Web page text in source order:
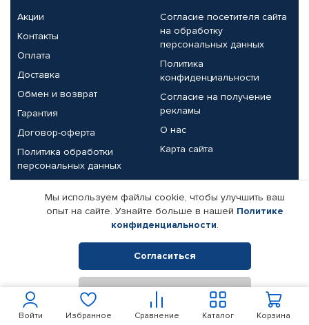
Войти Избранное Сравнение Корзина
Каталог
Акции
Контакты
Оплата
Доставка
Обмен и возврат
Гарантия
Договор-оферта
Политика обработки
персональных данных
Согласие посетителя сайта
на обработку
персональных данных
Политика
конфиденциальности
Согласие на получение
рекламы
О нас
Карта сайта
Партнерам
Корпоративным клиентам
Поставщикам
Реквизиты компании
© КАМАЗ ЦЕНТР ДОНЕЦК, 2015-2026. Все права защищены.
Интернет-магазин автомобильных товаров Автопрофи.
Мы используем файлы cookie, чтобы улучшить ваш
опыт на сайте. Узнайте больше в нашей Политике
конфиденциальности.
Согласиться
Отклонить